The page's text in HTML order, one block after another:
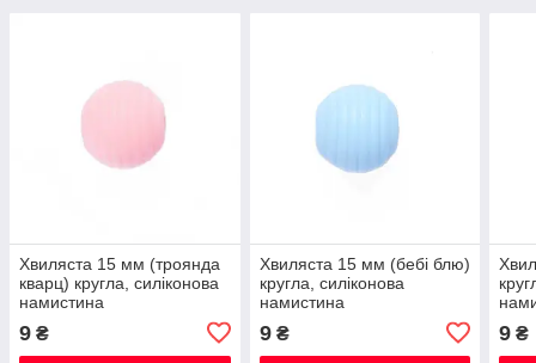
Хвиляста 15 мм (троянда
кварц) кругла, силіконова
намистина
9 ₴
Хвиляста 15 мм (бебі блю)
кругла, силіконова
намистина
9₴ 9 ₴